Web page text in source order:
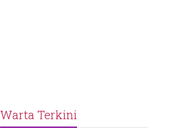
Warta Terkini